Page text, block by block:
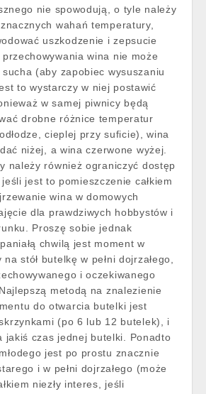
nie spowodują, o tyle należy
wahań temperatury,
uszkodzenie i zepsucie
wina nie może
(aby zapobiec wysuszaniu
to wystarczy w niej postawić
w samej piwnicy będą
drobne różnice temperatur
cieplej przy suficie), wina
niżej, a wina czerwone wyżej.
należy również ograniczyć dostęp
jest to pomieszczenie całkiem
wina w domowych
dla prawdziwych hobbystów i
Proszę sobie jednak
chwilą jest moment w
stół butelkę w pełni dojrzałego,
i oczekiwanego
metodą na znalezienie
do otwarcia butelki jest
(po 6 lub 12 butelek), i
jakiś czas jednej butelki. Ponadto
jest po prostu znacznie
i w pełni dojrzałego (może
niezły interes, jeśli